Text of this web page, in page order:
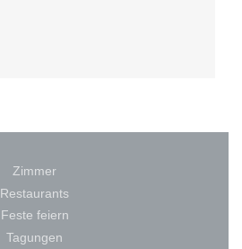
Zimmer
Restaurants
Feste feiern
Tagungen